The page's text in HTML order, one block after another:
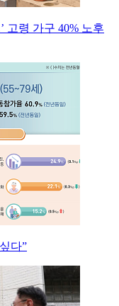
고령 가구 40% 노후
다”